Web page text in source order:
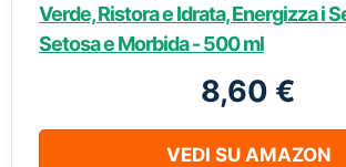
Verde, Ristora e Idrata, Energizza i
Setosa e Morbida - 500 ml
8,60 €
VEDI SU AMAZON